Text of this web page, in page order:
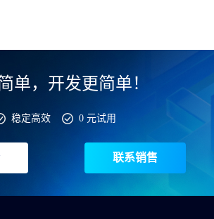
单，开发更简单！
稳定高效 0 元试用
联系销售